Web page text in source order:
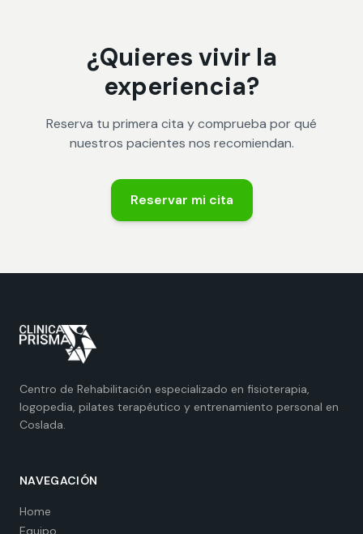
¿Quieres vivir la
experiencia?
Reserva tu primera cita y comprueba por qué
nuestros pacientes nos recomiendan.
Reservar mi cita
Centro de Rehabilitación especializado en fisioterapia,
logopedia, pilates terapéutico y entrenamiento personal en
Coslada.
NAVEGACIÓN
Home
Equipo